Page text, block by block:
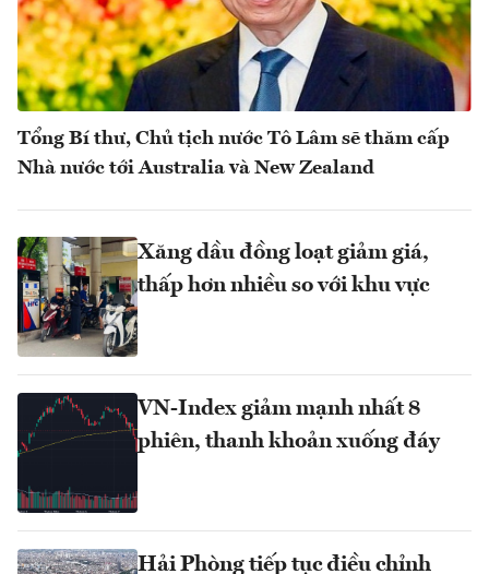
Tổng Bí thư, Chủ tịch nước Tô Lâm sẽ thăm cấp
Nhà nước tới Australia và New Zealand
Xăng dầu đồng loạt giảm giá,
thấp hơn nhiều so với khu vực
VN-Index giảm mạnh nhất 8
phiên, thanh khoản xuống đáy
Hải Phòng tiếp tục điều chỉnh